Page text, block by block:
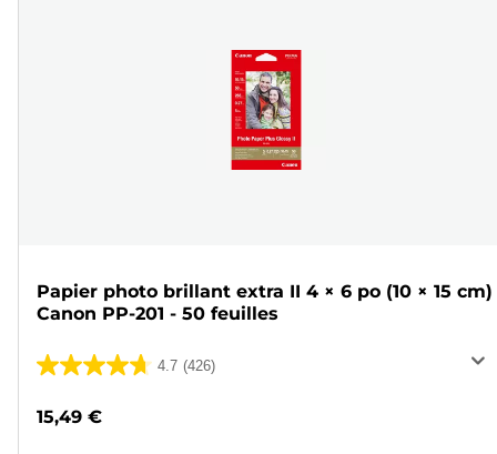
Papier photo brillant extra II 4 × 6 po (10 × 15 cm)
Canon PP-201 - 50 feuilles
4.7 (426)
4.7
5
15,49 €